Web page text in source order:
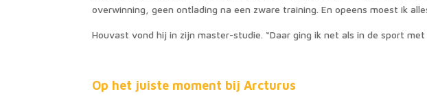
overwinning, geen ontlading na een zware training. En opeens moest ik
Houvast vond hij in zijn master-studie. “Daar ging ik net als in de sport
Op het juiste moment bij Arcturus